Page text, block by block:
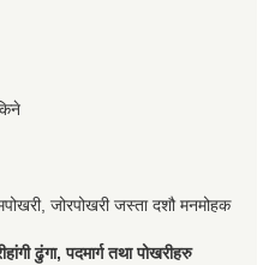
जोरपोखरी जस्ता दशौ मनमोहक
ढुंगा, पदमार्ग तथा पोखरीहरु